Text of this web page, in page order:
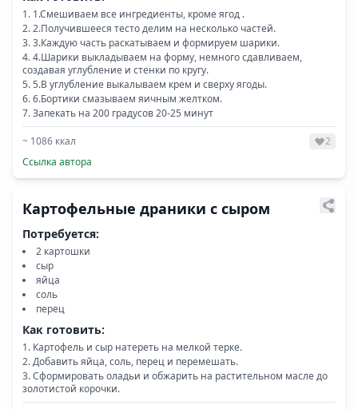
1.Смешиваем все ингредиенты, кроме ягод .
2.Получившееся тесто делим на несколько частей.
3.Каждую часть раскатываем и формируем шарики.
4.Шарики выкладываем на форму, немного сдавливаем,
создавая углубление и стенки по кругу.
5.В углубление выкалываем крем и сверху ягоды.
6.Бортики смазываем яичным желтком.
Запекать на 200 градусов 20-25 минут
~ 1086 ккал
2
Ссылка автора
Картофельные драники с сыром
Потребуется:
2 картошки
сыр
яйца
соль
перец
Как готовить:
Картофель и сыр натереть на мелкой терке.
Добавить яйца, соль, перец и перемешать.
Сформировать оладьи и обжарить на растительном масле до
золотистой корочки.